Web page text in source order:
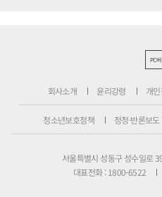
PC
회사소개 윤리강령 개
청소년보호정책 정정·반론보도
서울특별시 성동구 성수일로
대표전화 : 1800-6522